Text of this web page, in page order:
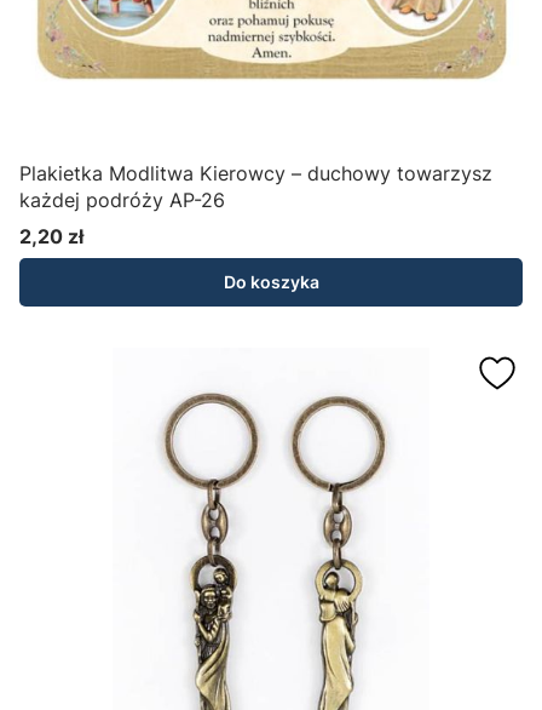
Plakietka Modlitwa Kierowcy – duchowy towarzysz
każdej podróży AP-26
Cena
2,20 zł
Do koszyka